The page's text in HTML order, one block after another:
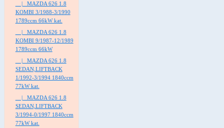
|_ MAZDA 626 1.8
KOMBI 3/1988-3/1990
1789ccm 66kW kat.
|_ MAZDA 626 1.8
KOMBI 9/1987-12/1989
1789ccm 66kW
|_ MAZDA 626 1.8
SEDAN,LIFTBACK
1/1992-3/1994 1840ccm
77kW kat.
|_ MAZDA 626 1.8
SEDAN,LIFTBACK
3/1994-0/1997 1840ccm
77kW kat.